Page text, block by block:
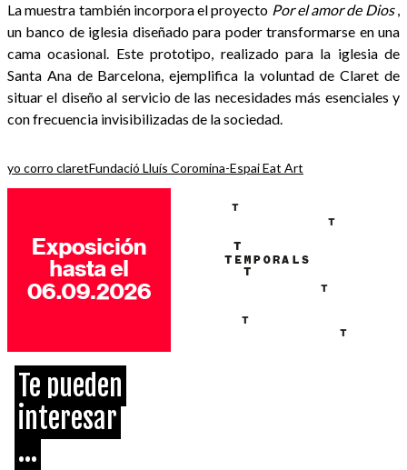
La muestra también incorpora el proyecto Por el amor de Dios,
un banco de iglesia diseñado para poder transformarse en una
cama ocasional. Este prototipo, realizado para la iglesia de
Santa Ana de Barcelona, ejemplifica la voluntad de Claret de
situar el diseño al servicio de las necesidades más esenciales y
con frecuencia invisibilizadas de la sociedad.
yo corro claretFundació Lluís Coromina-Espai Eat Art
Te pueden
interesar
...